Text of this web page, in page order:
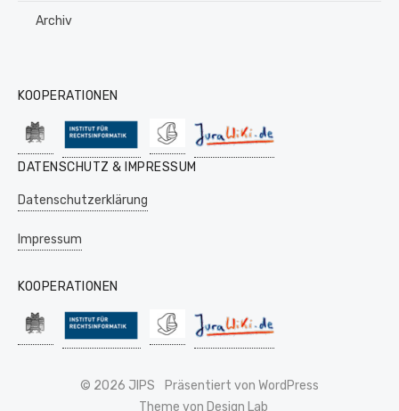
Archiv
KOOPERATIONEN
DATENSCHUTZ & IMPRESSUM
Datenschutzerklärung
Impressum
KOOPERATIONEN
© 2026 JIPS
Präsentiert von WordPress
Theme von Design Lab